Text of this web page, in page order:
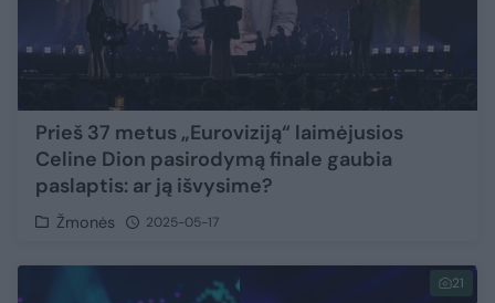
Prieš 37 metus „Euroviziją“ laimėjusios
Celine Dion pasirodymą finale gaubia
paslaptis: ar ją išvysime?
Žmonės 2025-05-17
21